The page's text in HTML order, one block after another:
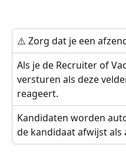
⚠️ Zorg dat je een
Als je de Recruiter of
versturen als deze
reageert.
Kandidaten worden
de kandidaat afwijst als